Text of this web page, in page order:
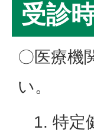
受診
〇医療機
い。
特定